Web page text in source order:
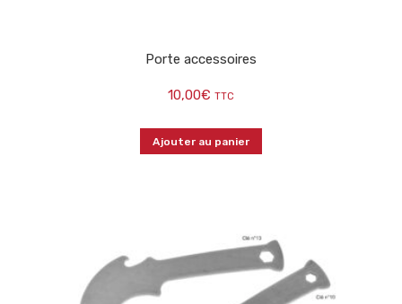
Porte accessoires
10,00€ TTC
Ajouter au panier